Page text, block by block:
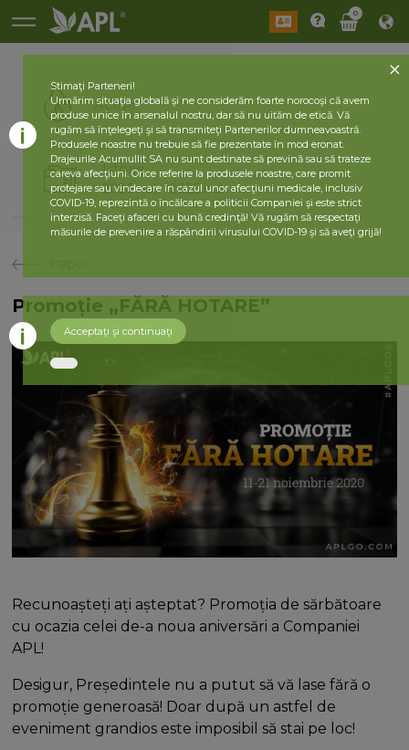
0
Active
Istorie
2026 nul 2025 nul
Promoție „FĂRĂ HOTARE”
Recunoașteți ați așteptat? Promoția de sărbătoare
cu ocazia celei de-a noua aniversări a Companiei
APL!
Desigur, Președintele nu a putut să vă lase fără o
promoție generoasă! Doar după un astfel de
eveniment grandios este imposibil să stai pe loc!
Stimaţi Parteneri!
Urmărim situaţia globală şi ne considerăm foarte norocoşi că avem
produse unice în arsenalul nostru, dar să nu uităm de etică. Vă
rugăm să înţelegeţi şi să transmiteţi Partenerilor dumneavoastră.
Produsele noastre nu trebuie să fie prezentate în mod eronat.
Drajeurile Acumullit SA nu sunt destinate să prevină sau să trateze
careva afecţiuni. Orice referire la produsele noastre, care promit
protejare sau vindecare în cazul unor afecţiuni medicale, inclusiv
COVID-19, reprezintă o încălcare a politicii Companiei şi este strict
interzisă. Faceţi afaceri cu bună credinţă! Vă rugăm să respectaţi
măsurile de prevenire a răspândirii virusului COVID-19 şi să aveţi grijă!
Acceptaţi şi continuaţi